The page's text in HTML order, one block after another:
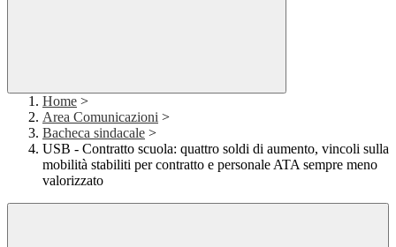
Home >
Area Comunicazioni >
Bacheca sindacale >
USB - Contratto scuola: quattro soldi di aumento, vincoli sulla
mobilità stabiliti per contratto e personale ATA sempre meno
valorizzato